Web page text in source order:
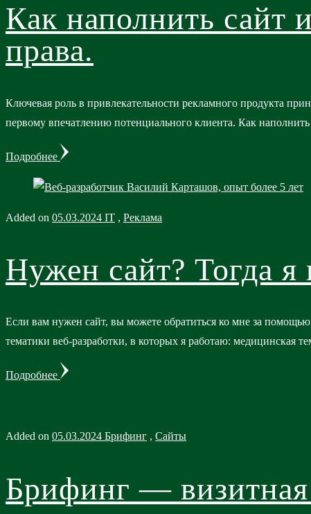
Как наполнить сайт
права.
Ключевая роль в привлекательности рекламного продукта
первому впечатлению потенциального клиента. Как
Подробнее
Added on 05.03.2024 IT , Реклама
Нужен сайт? Тогда я
Если вам нужен сайт, вы можете обратиться ко мне за
тематики веб-разработки, в которых я работаю: медицинская
Подробнее
Added on 05.03.2024 Брифинг , Сайты
Брифинг — визитная